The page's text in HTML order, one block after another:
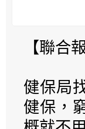
【聯合
健保局
健保，